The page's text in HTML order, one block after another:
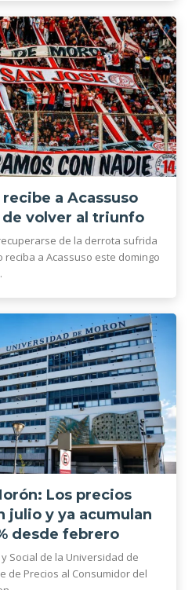
a Acassuso
volver al triunfo
de la derrota sufrida
a Acassuso este domingo
Los precios
julio y ya acumulan
desde febrero
Social de la Universidad de
de Precios al Consumidor del